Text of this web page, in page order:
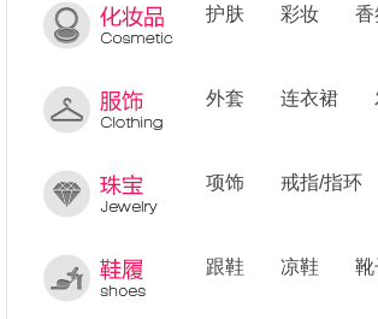
护肤 彩妆 香
外套 连衣裙
项饰 戒指/指环
跟鞋 凉鞋 靴